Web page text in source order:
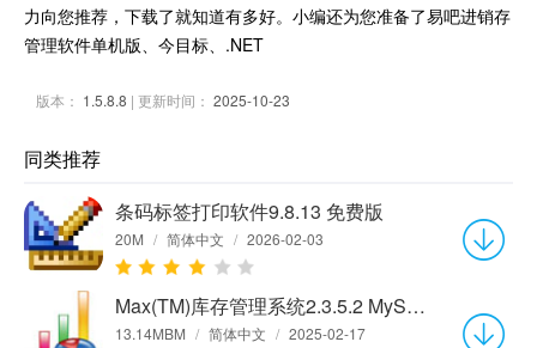
力向您推荐，下载了就知道有多好。小编还为您准备了易吧进销存
管理软件单机版、今目标、.NET
版本： 1.5.8.8 | 更新时间： 2025-10-23
同类推荐
条码标签打印软件9.8.13 免费版
20M / 简体中文 / 2026-02-03
Max(TM)库存管理系统2.3.5.2 MySQL网络版
13.14MBM / 简体中文 / 2025-02-17